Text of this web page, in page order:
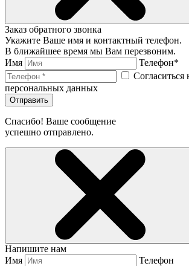
Заказ обратного звонка
Укажите Ваше имя и контактный телефон.
В ближайшее время мы Вам перезвоним.
Имя
Телефон*
Согласиться
персональных данных
Отправить
Спасибо! Ваше сообщение
успешно отправлено.
Напишите нам
Имя
Телефон